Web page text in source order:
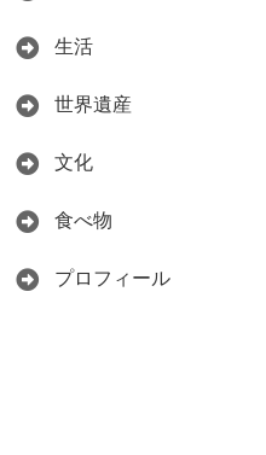
生活
世界遺産
文化
食べ物
プロフィール